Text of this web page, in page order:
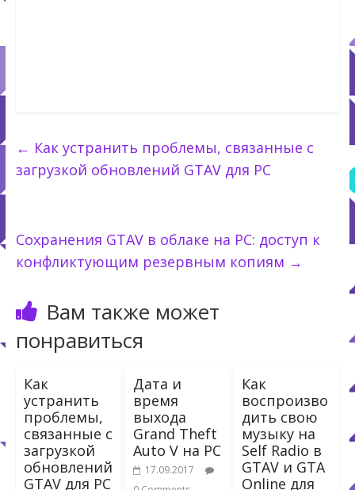
← Как устранить проблемы, связанные с
загрузкой обновлений GTAV для PC
Сохранения GTAV в облаке на PC: доступ к
конфликтующим резервным копиям →
Вам также может
понравиться
Как
устранить
проблемы,
связанные с
загрузкой
обновлений
GTAV для PC
Дата и
время
выхода
Grand Theft
Auto V на PC
17.09.2017
Как
воспроизво
дить свою
музыку на
Self Radio в
GTAV и GTA
Online для